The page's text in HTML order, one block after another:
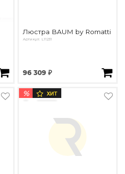
Люстра BAUM by Romatti
Артикул: L11231
96 309 ₽
% ХИТ